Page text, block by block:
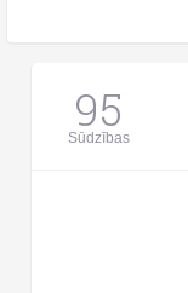
95
Sūdzības